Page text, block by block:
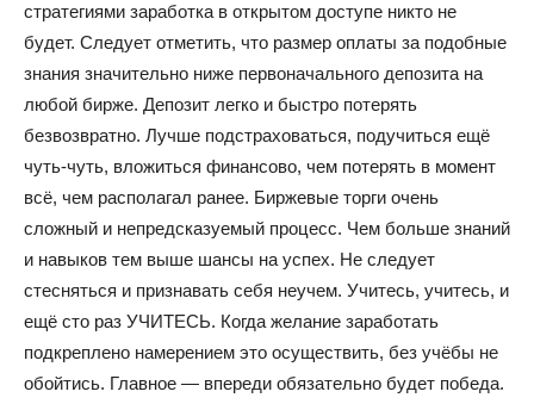
стратегиями заработка в открытом доступе никто не
будет. Следует отметить, что размер оплаты за подобные
знания значительно ниже первоначального депозита на
любой бирже. Депозит легко и быстро потерять
безвозвратно. Лучше подстраховаться, подучиться ещё
чуть-чуть, вложиться финансово, чем потерять в момент
всё, чем располагал ранее. Биржевые торги очень
сложный и непредсказуемый процесс. Чем больше знаний
и навыков тем выше шансы на успех. Не следует
стесняться и признавать себя неучем. Учитесь, учитесь, и
ещё сто раз УЧИТЕСЬ. Когда желание заработать
подкреплено намерением это осуществить, без учёбы не
обойтись. Главное — впереди обязательно будет победа.